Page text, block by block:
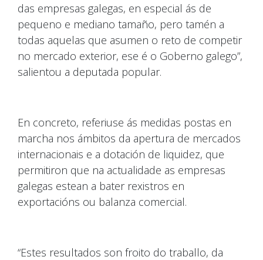
das empresas galegas, en especial ás de
pequeno e mediano tamaño, pero tamén a
todas aquelas que asumen o reto de competir
no mercado exterior, ese é o Goberno galego”,
salientou a deputada popular.
En concreto, referiuse ás medidas postas en
marcha nos ámbitos da apertura de mercados
internacionais e a dotación de liquidez, que
permitiron que na actualidade as empresas
galegas estean a bater rexistros en
exportacións ou balanza comercial.
“Estes resultados son froito do traballo, da